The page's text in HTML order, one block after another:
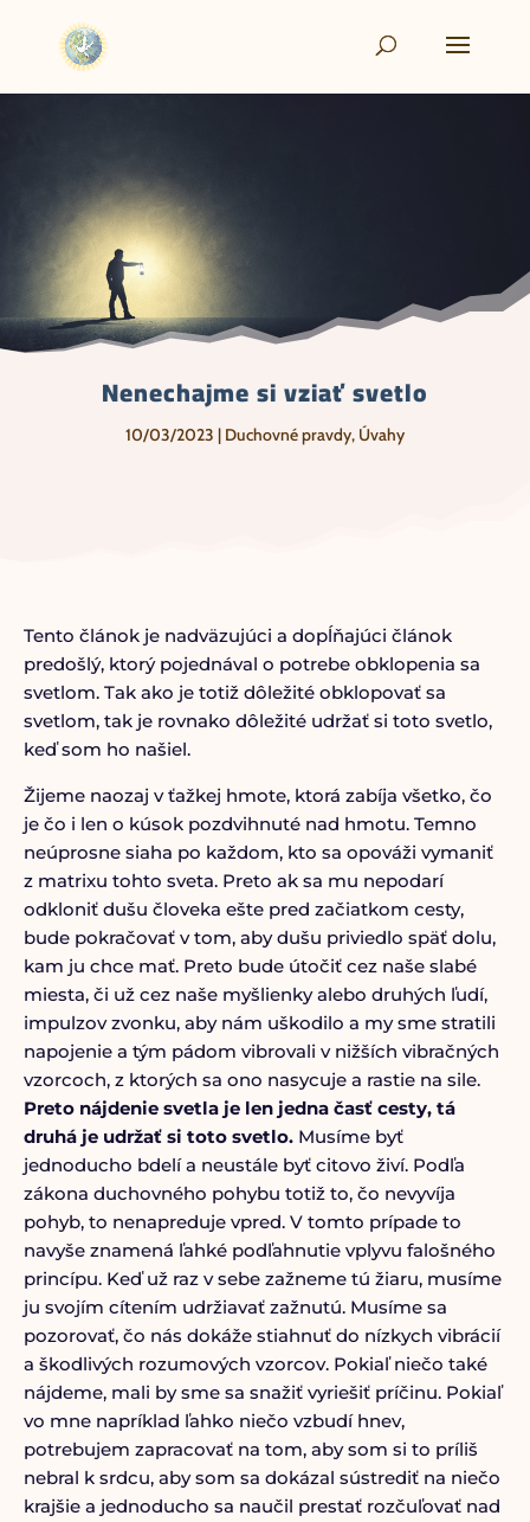
Nenechajme si vziať svetlo
10/03/2023 | Duchovné pravdy, Úvahy
Tento článok je nadväzujúci a dopĺňajúci článok
predošlý, ktorý pojednával o potrebe obklopenia sa
svetlom. Tak ako je totiž dôležité obklopovať sa
svetlom, tak je rovnako dôležité udržať si toto svetlo,
keď som ho našiel.
Žijeme naozaj v ťažkej hmote, ktorá zabíja všetko, čo
je čo i len o kúsok pozdvihnuté nad hmotu. Temno
neúprosne siaha po každom, kto sa opováži vymaniť
z matrixu tohto sveta. Preto ak sa mu nepodarí
odkloniť dušu človeka ešte pred začiatkom cesty,
bude pokračovať v tom, aby dušu priviedlo späť dolu,
kam ju chce mať. Preto bude útočiť cez naše slabé
miesta, či už cez naše myšlienky alebo druhých ľudí,
impulzov zvonku, aby nám uškodilo a my sme stratili
napojenie a tým pádom vibrovali v nižších vibračných
vzorcoch, z ktorých sa ono nasycuje a rastie na sile.
Preto nájdenie svetla je len jedna časť cesty, tá
druhá je udržať si toto svetlo. Musíme byť
jednoducho bdelí a neustále byť citovo živí. Podľa
zákona duchovného pohybu totiž to, čo nevyvíja
pohyb, to nenapreduje vpred. V tomto prípade to
navyše znamená ľahké podľahnutie vplyvu falošného
princípu. Keď už raz v sebe zažneme tú žiaru, musíme
ju svojím cítením udržiavať zažnutú. Musíme sa
pozorovať, čo nás dokáže stiahnuť do nízkych vibrácií
a škodlivých rozumových vzorcov. Pokiaľ niečo také
nájdeme, mali by sme sa snažiť vyriešiť príčinu. Pokiaľ
vo mne napríklad ľahko niečo vzbudí hnev,
potrebujem zapracovať na tom, aby som si to príliš
nebral k srdcu, aby som sa dokázal sústrediť na niečo
krajšie a jednoducho sa naučil prestať rozčuľovať nad